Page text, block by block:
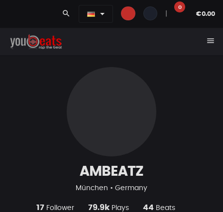
search
0
€0.00
menu
AMBEATZ
München • Germany
17 Follower 79.9k Plays 44 Beats